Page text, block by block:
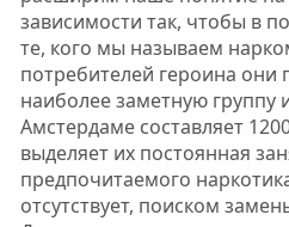
зависимости так, чтобы в
те, кого мы называем
потребителей героина они
наиболее заметную группу
Амстердаме составляет
выделяет их постоянная
предпочитаемого
отсутствует, поиском